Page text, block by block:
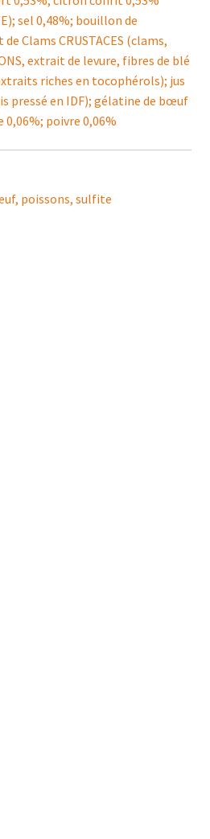
sel 0,48%; bouillon de
Clams CRUSTACES (clams,
extrait de levure, fibres de blé
riches en tocophérols); jus
pressé en IDF); gélatine de bœuf
0,06%; poivre 0,06%
poissons, sulfite